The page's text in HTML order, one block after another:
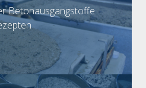
Betonausgangstoffe